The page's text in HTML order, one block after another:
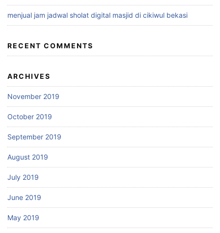
menjual jam jadwal sholat digital masjid di cikiwul bekasi
RECENT COMMENTS
ARCHIVES
November 2019
October 2019
September 2019
August 2019
July 2019
June 2019
May 2019